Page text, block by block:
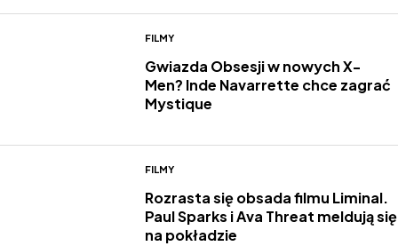
FILMY
Gwiazda Obsesji w nowych X-
Men? Inde Navarrette chce zagrać
Mystique
FILMY
Rozrasta się obsada filmu Liminal.
Paul Sparks i Ava Threat meldują się
na pokładzie